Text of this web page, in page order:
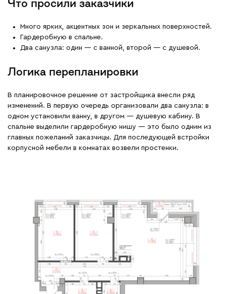
Что просили заказчики
Много ярких, акцентных зон и зеркальных поверхностей.
Гардеробную в спальне.
Два санузла: один — с ванной, второй — с душевой.
Логика перепланировки
В планировочное решение от застройщика внесли ряд
изменений. В первую очередь организовали два санузла: в
одном установили ванну, в другом — душевую кабину. В
спальне выделили гардеробную нишу — это было одним из
главных пожеланий заказчицы. Для последующей встройки
корпусной мебели в комнатах возвели простенки.